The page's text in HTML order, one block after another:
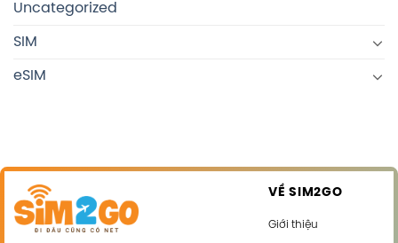
Uncategorized
SIM
eSIM
VỀ SIM2GO
Giới thiệu